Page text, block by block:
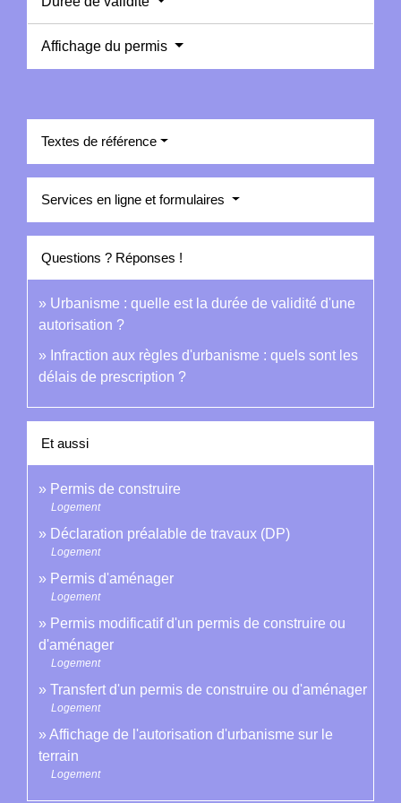
Affichage du permis
Textes de référence
Services en ligne et formulaires
Questions ? Réponses !
Urbanisme : quelle est la durée de validité d'une
autorisation ?
Infraction aux règles d'urbanisme : quels sont les
délais de prescription ?
Et aussi
Permis de construire
Logement
Déclaration préalable de travaux (DP)
Logement
Permis d'aménager
Logement
Permis modificatif d'un permis de construire ou
d'aménager
Logement
Transfert d'un permis de construire ou d'aménager
Logement
Affichage de l'autorisation d'urbanisme sur le
terrain
Logement